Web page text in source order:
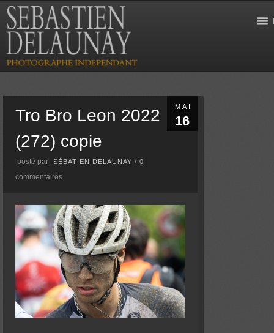
MAI
16
Tro Bro Leon 2022
(272) copie
posté par SÉBATIEN DELAUNAY /0
commentaires